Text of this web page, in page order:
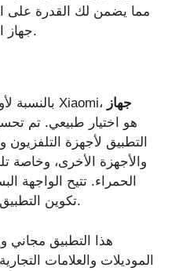
مما يضمن لك القدرة على
جهاز الكمبيوتر الخاص بك تقريبًا.
بالنسبة لأولئك الذين يمتلكون أجهزة Xiaomi، جهاز
التطبيق لأجهزة
والأجهزة الأخرى، وخاصة
الحمراء. تتيح الواجهة
تكوين التطبيق بسرعة للأجهزة المختلفة.
هذا التطبيق
الموديلات والعلامات